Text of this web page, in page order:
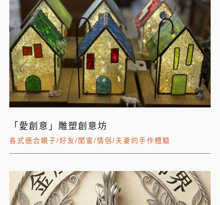
「愛創意」雕塑創意坊
各式適合親子/好友/閨蜜/情侶/夫妻的手作體驗